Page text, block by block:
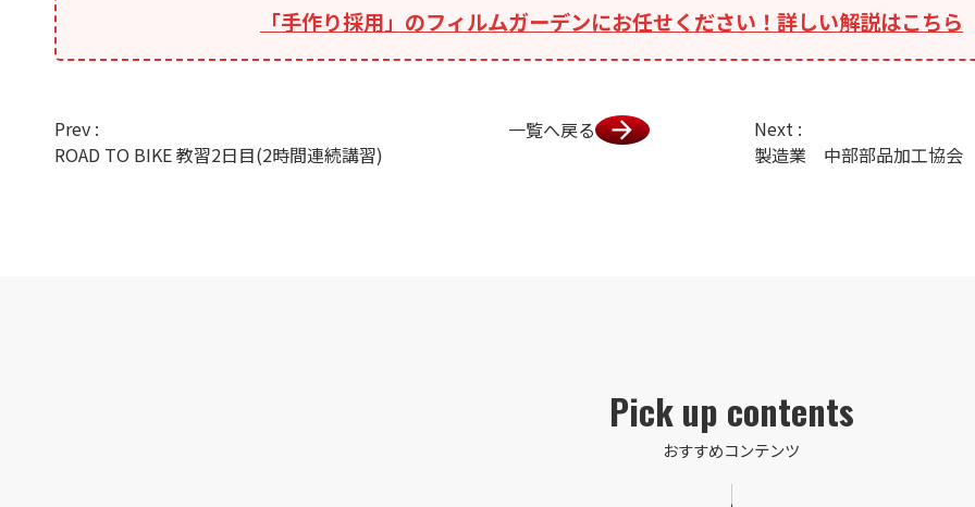
「手作り採用」のフィルムガーデンにお任せください！詳しい解説はこちら
Prev :
ROAD TO BIKE 教習2日目(2時間連続講習)
一覧へ戻る
Next :
Pick up contents
おすすめコンテンツ